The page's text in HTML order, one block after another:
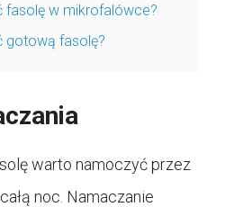
fasolę w mikrofalówce?
gotową fasolę?
warto namoczyć przez
noc. Namaczanie